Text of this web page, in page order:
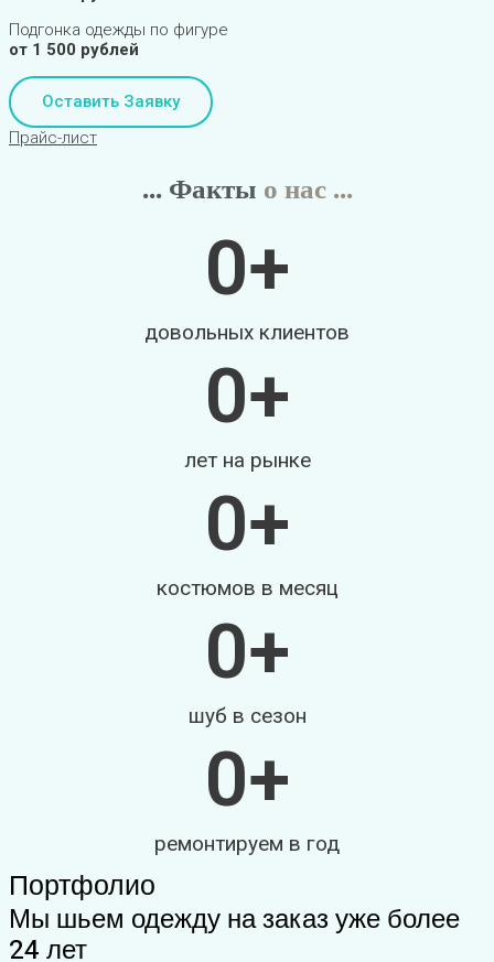
Подгонка одежды по фигуре
от 1 500 рублей
Оставить Заявку
Прайс-лист
... Факты о нас ...
довольных клиентов
0+
лет на рынке
0+
костюмов в месяц
0+
шуб в сезон
0+
ремонтируем в год
0+
Портфолио
Мы шьем одежду на заказ уже более
24 лет